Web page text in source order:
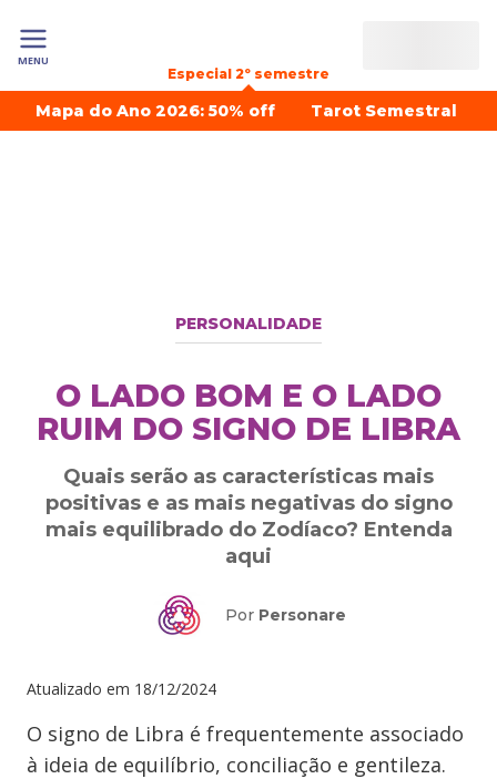
MENU
Especial 2º semestre
Mapa do Ano 2026: 50% off Tarot Semestral
PERSONALIDADE
O LADO BOM E O LADO
RUIM DO SIGNO DE LIBRA
Quais serão as características mais
positivas e as mais negativas do signo
mais equilibrado do Zodíaco? Entenda
aqui
Por Personare
Atualizado em 18/12/2024
O signo de Libra é frequentemente associado
à ideia de equilíbrio, conciliação e gentileza.